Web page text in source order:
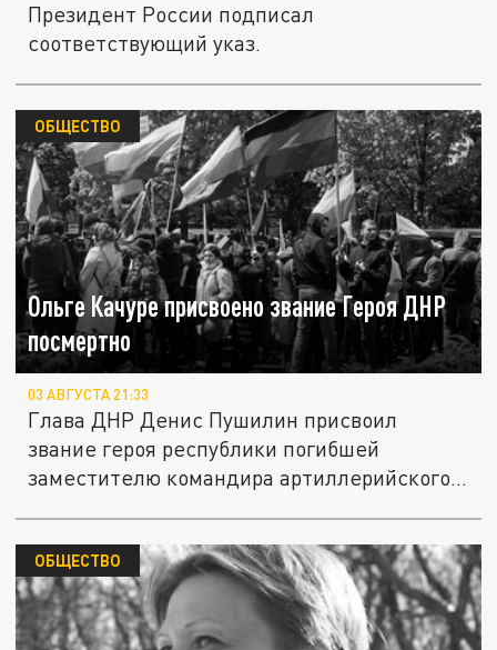
Президент России подписал
соответствующий указ.
Ольге Качуре присвоено звание Героя ДНР
посмертно
ОБЩЕСТВО
03 АВГУСТА 21:33
Глава ДНР Денис Пушилин присвоил
звание героя республики погибшей
заместителю командира артиллерийского...
ОБЩЕСТВО